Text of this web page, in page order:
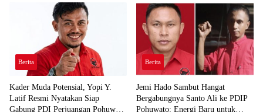
Berita
Kader Muda Potensial, Yopi Y.
Latif Resmi Nyatakan Siap
Gabung PDI Perjuangan Pohuwato
Berita
Jemi Hado Sambut Hangat
Bergabungnya Santo Ali ke PDIP
Pohuwato: Energi Baru untuk